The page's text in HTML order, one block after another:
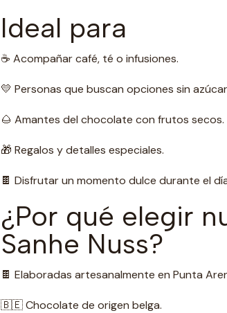
Ideal para
☕ Acompañar café, té o infusiones.
💛 Personas que buscan opciones sin
🌰 Amantes del chocolate con frutos secos.
🎁 Regalos y detalles especiales.
🍫 Disfrutar un momento dulce durante el
¿Por qué elegir
Sanhe Nuss?
🍫 Elaboradas artesanalmente en Punta
🇧🇪 Chocolate de origen belga.